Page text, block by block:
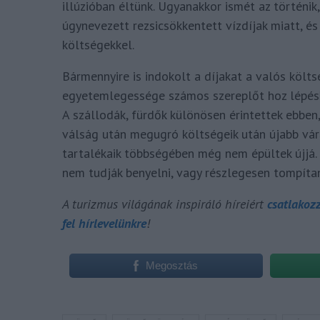
illúzióban éltünk. Ugyanakkor ismét az
úgynevezett rezsicsökkentett vízdíjak miatt,
költségekkel.
Bármennyire is indokolt a díjakat a valós
egyetemlegessége számos szereplőt hoz
A szállodák, fürdők különösen érintettek
válság után megugró költségeik után újabb
tartalékaik többségében még nem épültek
nem tudják benyelni, vagy részlegesen
A turizmus világának inspiráló híreiért
fel hírlevelünkre!
Megosztás